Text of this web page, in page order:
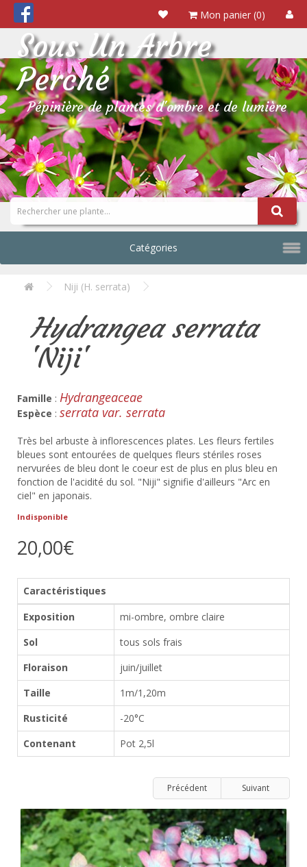
Mon panier (0)
Sous Un Arbre
Perché
Pépinière de plantes d'ombre et de lumière
Catégories
Niji (H. serrata)
Hydrangea serrata
'Niji'
Famille : Hydrangeaceae
Espèce : serrata var. serrata
Très bel arbuste à inflorescences plates. Les fleurs fertiles
bleues sont entourées de quelques fleurs stériles roses
nervurées de bleu dont le coeur est de plus en plus bleu en
fonction de l'acidité du sol. "Niji" signifie d'ailleurs "Arc en
ciel" en japonais.
Indisponible
20,00€
Caractéristiques
Exposition
mi-ombre, ombre claire
Sol
tous sols frais
Floraison
juin/juillet
Taille
1m/1,20m
Rusticité
-20°C
Contenant
Pot 2,5l
Précédent Suivant